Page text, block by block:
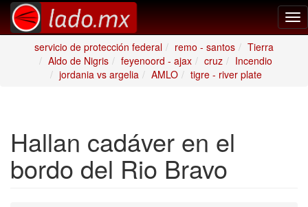
servicio de protección federal
remo - santos
Tierra
Aldo de Nigris
feyenoord - ajax cruz
Incendio
jordania vs argelia
AMLO tigre - river plate
Hallan cadáver en el
bordo del Rio Bravo